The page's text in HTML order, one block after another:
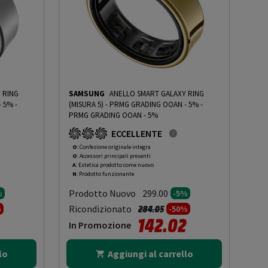
RING
- 5%-
da
SAMSUNG ANELLO SMART GALAXY RING
(MISURA 5) - PRMG GRADING OOAN - 5%-
PRMG GRADING OOAN - 5%
ECCELLENTE
O: Confezione originale integra
O: Accessori principali presenti
A: Estetica prodotto come nuovo
N: Prodotto funzionante
Prodotto Nuovo 299.00 -5%
Ricondizionato Prezzo ridotto da
284.05a-50%
In Promozione 142.02
Aggiungi al carrello